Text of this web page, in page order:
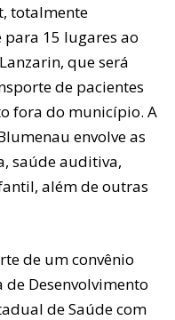
totalmente
15 lugares ao
que será
de pacientes
fora do município. A
envolve as
saúde auditiva,
além de outras
de um convênio
Desenvolvimento
de Saúde com